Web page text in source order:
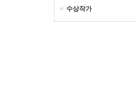
수상작가